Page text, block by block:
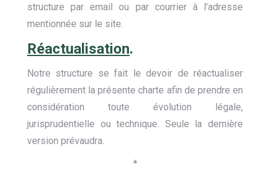
structure par email ou par courrier à l’adresse
mentionnée sur le site.
Réactualisation.
Notre structure se fait le devoir de réactualiser
régulièrement la présente charte afin de prendre en
considération toute évolution légale,
jurisprudentielle ou technique. Seule la dernière
version prévaudra.
*